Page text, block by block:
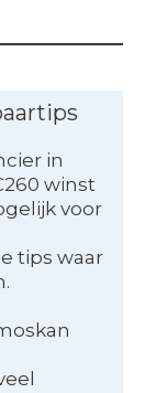
in
winst
voor
tips waar